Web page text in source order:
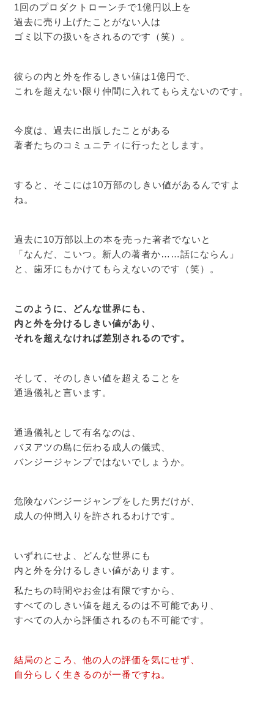
1回のプロダクトローンチで1億円以上を
過去に売り上げたことがない人は
ゴミ以下の扱いをされるのです（笑）。
彼らの内と外を作るしきい値は1億円で、
これを超えない限り仲間に入れてもらえないのです。
今度は、過去に出版したことがある
著者たちのコミュニティに行ったとします。
すると、そこには10万部のしきい値があるんですよ
ね。
過去に10万部以上の本を売った著者でないと
「なんだ、こいつ。新人の著者か……話にならん」
と、歯牙にもかけてもらえないのです（笑）。
このように、どんな世界にも、
内と外を分けるしきい値があり、
それを超えなければ差別されるのです。
そして、そのしきい値を超えることを
通過儀礼と言います。
通過儀礼として有名なのは、
バヌアツの島に伝わる成人の儀式、
バンジージャンプではないでしょうか。
危険なバンジージャンプをした男だけが、
成人の仲間入りを許されるわけです。
いずれにせよ、どんな世界にも
内と外を分けるしきい値があります。
私たちの時間やお金は有限ですから、
すべてのしきい値を超えるのは不可能であり、
すべての人から評価されるのも不可能です。
結局のところ、他の人の評価を気にせず、
自分らしく生きるのが一番ですね。